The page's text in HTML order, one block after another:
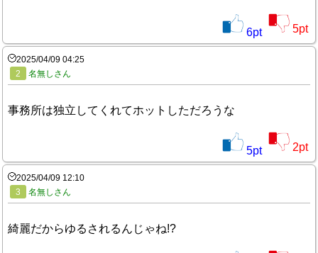
6pt 5pt
2025/04/09 04:25
2
名無しさん
事務所は独立してくれてホットしただろうな
5pt 2pt
2025/04/09 12:10
3
名無しさん
綺麗だからゆるされるんじゃね!?